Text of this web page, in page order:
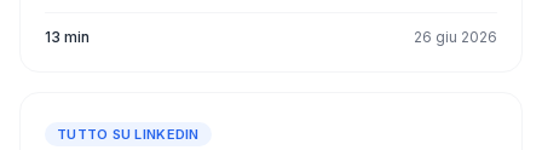
13 min 26 giu 2026
TUTTO SU LINKEDIN